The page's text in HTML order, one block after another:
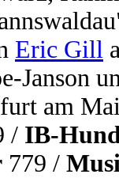
Eric Gill
Janson
am
/ IB-
779 /